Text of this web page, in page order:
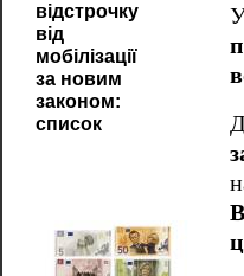
відстрочку
від
мобілізації
за новим
законом:
список